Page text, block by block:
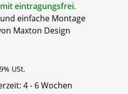
eintragungsfrei.
einfache Montage
Maxton Design
USt.
4 - 6 Wochen